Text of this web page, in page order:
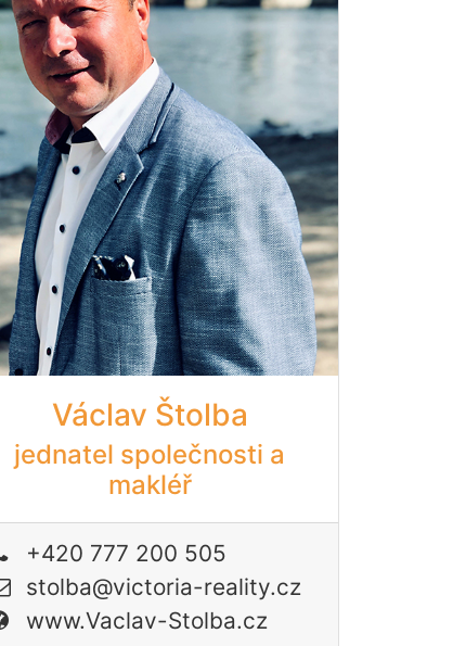
Václav Štolba
jednatel společnosti a
makléř
+420 777 200 505
stolba@victoria-reality.cz
www.Vaclav-Stolba.cz